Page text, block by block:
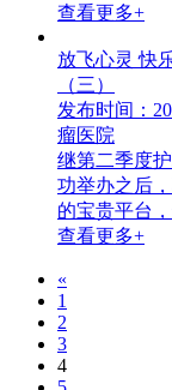
查看更多+
放飞心灵 快
（三）
发布时间：
瘤医院
继第二季度
功举办之后
的宝贵平台
查看更多+
«
1
2
3
4